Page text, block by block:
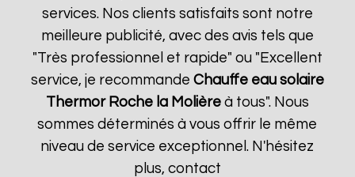
services. Nos clients satisfaits sont notre
meilleure publicité, avec des avis tels que
"Très professionnel et rapide" ou "Excellent
service, je recommande Chauffe eau solaire
Thermor Roche la Molièreà tous". Nous
sommes déterminés à vous offrir le même
niveau de service exceptionnel. N'hésitez
plus, contact